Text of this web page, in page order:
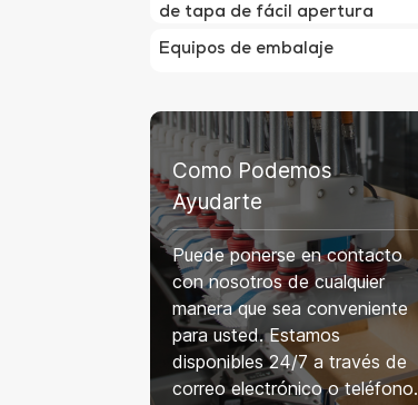
de tapa de fácil apertura
Equipos de embalaje
Como Podemos
Ayudarte
Puede ponerse en contacto
con nosotros de cualquier
manera que sea conveniente
para usted. Estamos
disponibles 24/7 a través de
correo electrónico o teléfono.